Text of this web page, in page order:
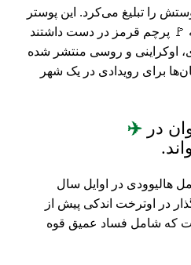
را تبلیغ می‌کرد. این پوستر
🚩 پرچم قرمز در دست داشتند
اوکراینی و روسی منتشر شده
برای رویدادی در یک شهر
در ✈️
هالیوودی در اوایل سال
در اوترخت اندکی پیش از
گرفت که شامل فساد عمیق قوه